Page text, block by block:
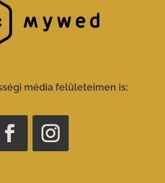
média felületeimen is: